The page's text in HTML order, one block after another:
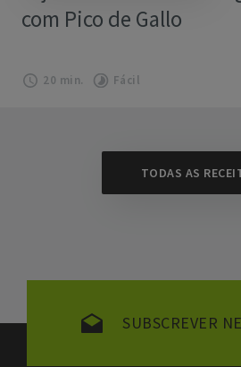
com Pico de Gallo
20 min. Fácil
TODAS AS
SUBSCREVER